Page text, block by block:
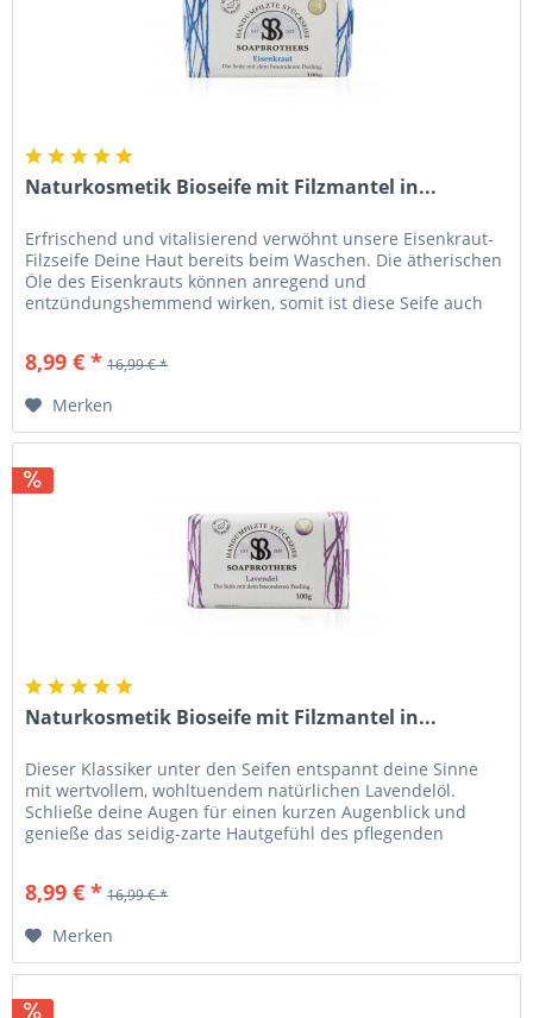
Naturkosmetik Bioseife mit Filzmantel in...
Erfrischend und vitalisierend verwöhnt unsere Eisenkraut-
Filzseife Deine Haut bereits beim Waschen. Die ätherischen
Öle des Eisenkrauts können anregend und
entzündungshemmend wirken, somit ist diese Seife auch
8,99 € * 16,99 € *
Merken
Naturkosmetik Bioseife mit Filzmantel in...
Dieser Klassiker unter den Seifen entspannt deine Sinne
mit wertvollem, wohltuendem natürlichen Lavendelöl.
Schließe deine Augen für einen kurzen Augenblick und
genieße das seidig-zarte Hautgefühl des pflegenden
8,99 € * 16,99 € *
Merken